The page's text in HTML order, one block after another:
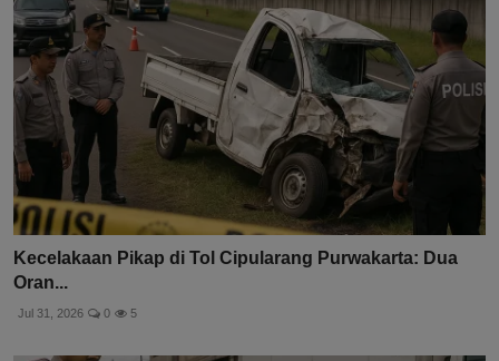
Kecelakaan Pikap di Tol Cipularang Purwakarta: Dua
Oran...
Jul 31, 2026 0 5